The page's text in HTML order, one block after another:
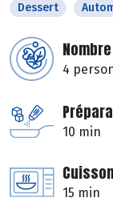
Dessert
4
10 min
Cuisson
15 min